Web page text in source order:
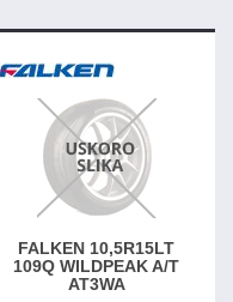
FALKEN 10,5R15LT
109Q WILDPEAK A/T
AT3WA